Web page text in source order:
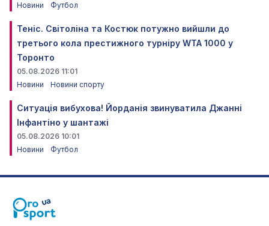
Новини
Футбол
Теніс. Світоліна та Костюк потужно вийшли до
третього кола престижного турніру WTA 1000 у
Торонто
05.08.2026 11:01
Новини
Новини спорту
Ситуація вибухова! Йорданія звинуватила Джанні
Інфантіно у шантажі
05.08.2026 10:01
Новини
Футбол